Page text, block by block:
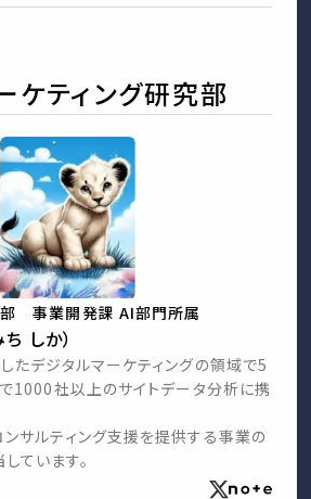
ケティング研究部
部 事業開発課 AI部門所属
しか）
たデジタルマーケティングの領域で5
1000社以上のサイトデータ分析に携
サルティング支援を提供する事業の
ています。